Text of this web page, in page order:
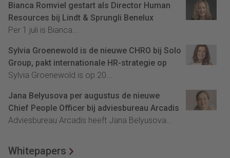
Bianca Romviel gestart als Director Human
Resources bij Lindt & Sprungli Benelux
Per 1 juli is Bianca...
Sylvia Groenewold is de nieuwe CHRO bij Solo
Group, pakt internationale HR-strategie op
Sylvia Groenewold is op 20...
Jana Belyusova per augustus de nieuwe
Chief People Officer bij adviesbureau Arcadis
Adviesbureau Arcadis heeft Jana Belyusova...
Whitepapers